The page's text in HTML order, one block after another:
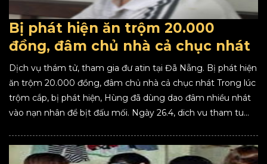
Bị phát hiện ăn trộm 20.000
đồng, đâm chủ nhà cả chục nhát
Dịch vụ thám tử, tham gia đư atin tại Đã Nẵng. Bị phát hiện
ăn trộm 20.000 đồng, đâm chủ nhà cả chục nhát Trong lúc
trộm cắp, bị phát hiện, Hùng đã dùng dao đâm nhiều nhát
vào nạn nhân để bịt đấu mối. Ngày 26.4, dich vu tham tu...